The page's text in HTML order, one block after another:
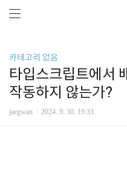
카테고리 없음
타입스크립트에서
작동하지 않는가?
jaegwan 2024. 9. 30. 19:33